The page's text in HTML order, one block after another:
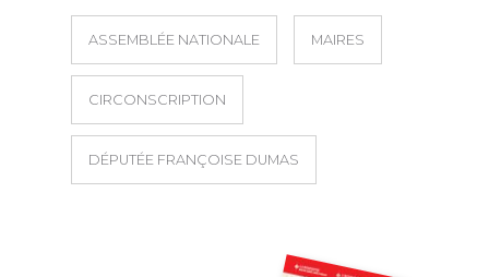
ASSEMBLÉE NATIONALE MAIRES
CIRCONSCRIPTION
DÉPUTÉE FRANÇOISE DUMAS